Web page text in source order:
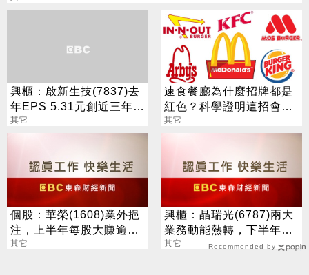
興櫃：啟新生技(7837)去
年EPS 5.31元創近三年新
高，將送件目標今年上市
其它
速食餐廳為什麼招牌都是
紅色？科學證明這招會讓
你荷包大傷！
其它
個股：華榮(1608)業外挹
注，上半年每股大賺逾7
元，股價跳空漲停鎖住
其它
興櫃：晶瑞光(6787)兩大
業務動能熱轉，下半年營
運看增
其它 Recommended by